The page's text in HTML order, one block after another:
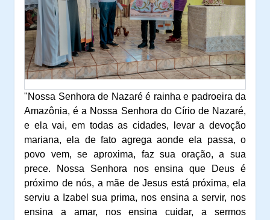
"Nossa Senhora de Nazaré é rainha e padroeira da
Amazônia, é a Nossa Senhora do Círio de Nazaré,
e ela vai, em todas as cidades, levar a devoção
mariana, ela de fato agrega aonde ela passa, o
povo vem, se aproxima, faz sua oração, a sua
prece. Nossa Senhora nos ensina que Deus é
próximo de nós, a mãe de Jesus está próxima, ela
serviu a Izabel sua prima, nos ensina a servir, nos
ensina a amar, nos ensina cuidar, a sermos